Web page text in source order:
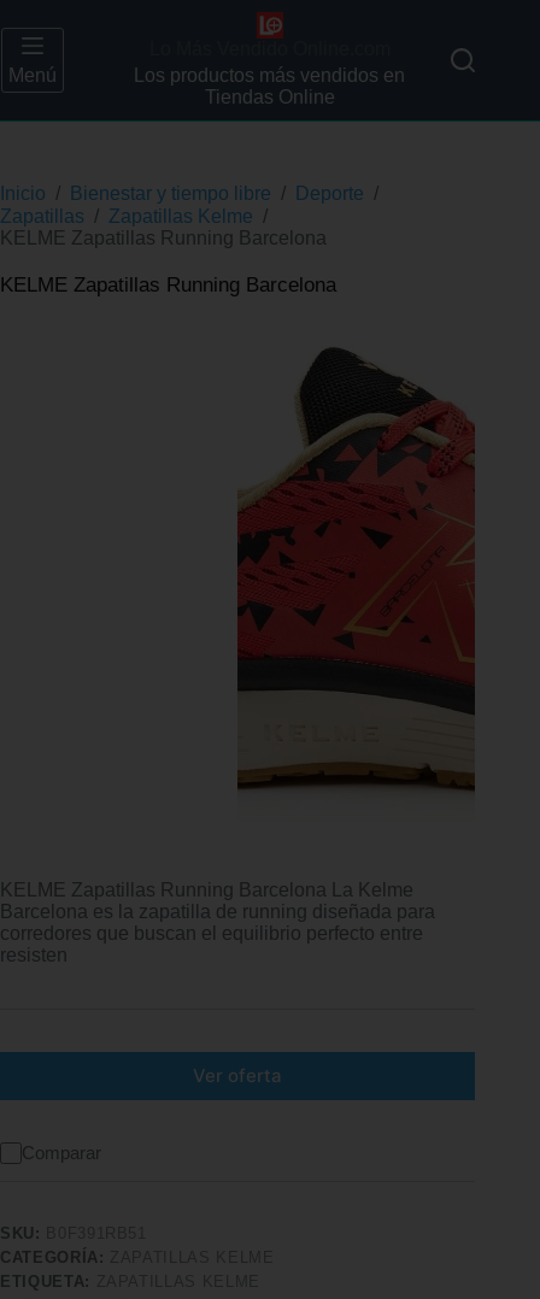
Menú
Los productos más vendidos en
Tiendas Online
Inicio / Bienestar y tiempo libre / Deporte /
Zapatillas / Zapatillas Kelme /
KELME Zapatillas Running Barcelona
KELME Zapatillas Running Barcelona
KELME Zapatillas Running Barcelona La Kelme
Barcelona es la zapatilla de running diseñada para
corredores que buscan el equilibrio perfecto entre
resisten
Ver oferta
Comparar
SKU:
CATEGORÍA:
ETIQUETA: